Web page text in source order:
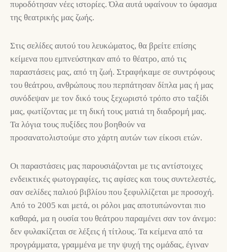
πυροδότησαν νέες ιστορίες. Όλα αυτά υφαίνουν το ύφασμα
της θεατρικής μας ζωής.
Στις σελίδες αυτού του λευκώματος, θα βρείτε επίσης
κείμενα που εμπνεύστηκαν από το θέατρο, από τις
παραστάσεις μας, από τη ζωή. Στραφήκαμε σε συντρόφους
του θεάτρου, ανθρώπους που περπάτησαν δίπλα μας ή μας
συνόδεψαν με τον δικό τους ξεχωριστό τρόπο στο ταξίδι
μας, φωτίζοντας με τη δική τους ματιά τη διαδρομή μας.
Τα λόγια τους πυξίδες που βοηθούν να
προσανατολιστούμε στο χάρτη αυτών των είκοσι ετών.
Οι παραστάσεις μας παρουσιάζονται με τις αντίστοιχες
ενδεικτικές φωτογραφίες, τις αφίσες και τους συντελεστές,
σαν σελίδες παλιού βιβλίου που ξεφυλλίζεται με προσοχή.
Από το 2005 και μετά, οι ρόλοι μας αποτυπώνονται πιο
καθαρά, μα η ουσία του θεάτρου παραμένει σαν τον άνεμο:
δεν φυλακίζεται σε λέξεις ή τίτλους. Τα κείμενα από τα
προγράμματα, γραμμένα με την ψυχή της ομάδας, έγιναν